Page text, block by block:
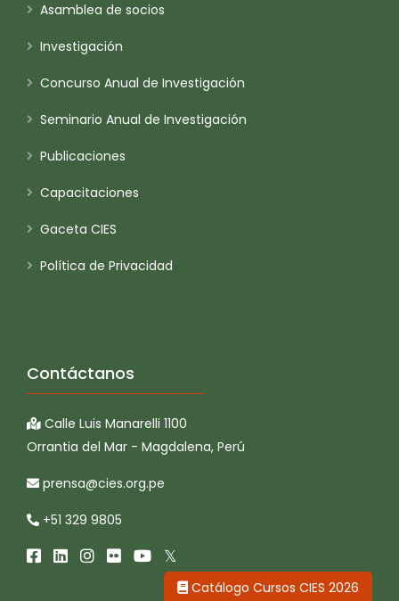
Asamblea de socios
Investigación
Concurso Anual de Investigación
Seminario Anual de Investigación
Publicaciones
Capacitaciones
Gaceta CIES
Política de Privacidad
Contáctanos
Calle Luis Manarelli 1100
Orrantia del Mar - Magdalena, Perú
prensa@cies.org.pe
+51 329 9805
Catálogo Cursos CIES 2026